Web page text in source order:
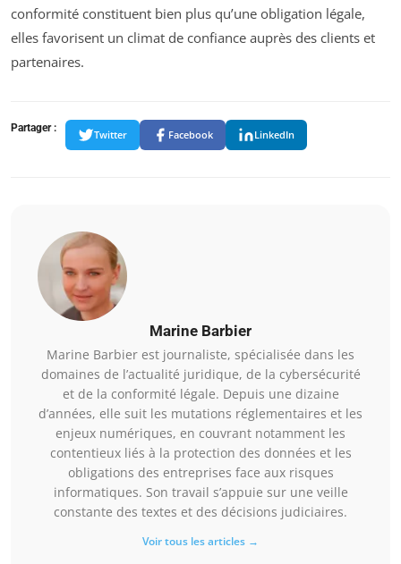
conformité constituent bien plus qu’une obligation légale,
elles favorisent un climat de confiance auprès des clients et
partenaires.
Partager :
Twitter Facebook LinkedIn
Marine Barbier
Marine Barbier est journaliste, spécialisée dans les
domaines de l’actualité juridique, de la cybersécurité
et de la conformité légale. Depuis une dizaine
d’années, elle suit les mutations réglementaires et les
enjeux numériques, en couvrant notamment les
contentieux liés à la protection des données et les
obligations des entreprises face aux risques
informatiques. Son travail s’appuie sur une veille
constante des textes et des décisions judiciaires.
Voir tous les articles →